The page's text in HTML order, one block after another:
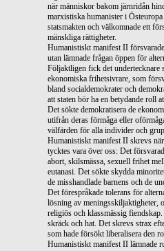
när människor bakom järnridån
marxistiska humanister i
statsmakten och välkomnade ett
mänskliga rättigheter.
Humanistiskt manifest II
utan lämnade frågan öppen för
Följaktligen fick det undertecknare
ekonomiska frihetsivrare, som
bland socialdemokrater och
att staten bör ha en betydande roll
Det sökte demokratisera de
utifrån deras förmåga eller
välfärden för alla individer och
Humanistiskt manifest II skrevs
tycktes vara över oss: Det
abort, skilsmässa, sexuell frihet
eutanasi. Det sökte skydda
de misshandlade barnens och de
Det förespråkade tolerans för
lösning av meningsskiljaktigheter,
religiös och klassmässig
skräck och hat. Det skrevs strax
som hade försökt liberalisera den
Humanistiskt manifest II lämnade